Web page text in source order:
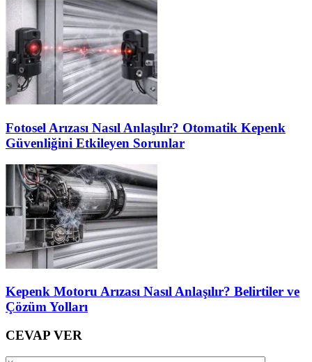
Fotosel Arızası Nasıl Anlaşılır? Otomatik Kepenk
Güvenliğini Etkileyen Sorunlar
Kepenk Motoru Arızası Nasıl Anlaşılır? Belirtiler ve
Çözüm Yolları
CEVAP VER